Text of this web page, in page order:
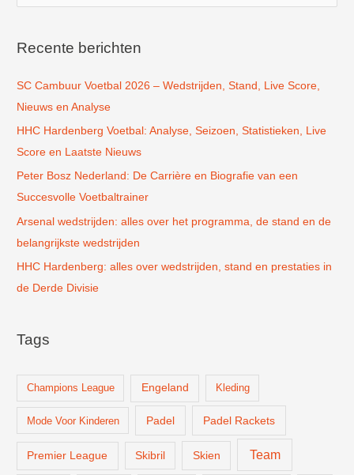
k
a
a
r
:
Recente berichten
SC Cambuur Voetbal 2026 – Wedstrijden, Stand, Live Score,
Nieuws en Analyse
HHC Hardenberg Voetbal: Analyse, Seizoen, Statistieken, Live
Score en Laatste Nieuws
Peter Bosz Nederland: De Carrière en Biografie van een
Succesvolle Voetbaltrainer
Arsenal wedstrijden: alles over het programma, de stand en de
belangrijkste wedstrijden
HHC Hardenberg: alles over wedstrijden, stand en prestaties in
de Derde Divisie
Tags
Champions League Engeland Kleding
Mode Voor Kinderen Padel Padel Rackets
Premier League Skibril Skien Team